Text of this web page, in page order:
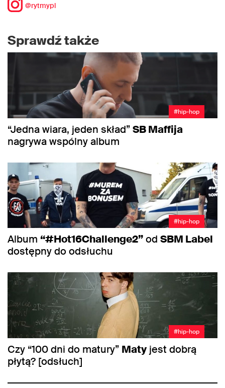
@rytmypl
Sprawdź także
#hip-hop
“Jedna wiara, jeden skład”SB Maffija
nagrywa wspólny album
#hip-hop
Album “#Hot16Challenge2”od SBM Label
dostępny do odsłuchu
#hip-hop
Czy “100 dni do matury” Maty jest dobrą
płytą? [odsłuch]